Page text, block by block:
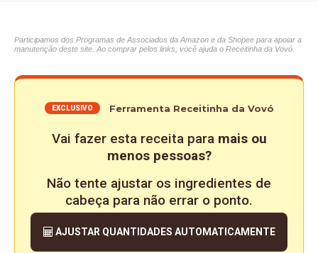
Participamos dos Programas de Associados da Amazon e da Shopee para apoiar a
manutenção deste site. Ao comprar pelos links, você ajuda o Receitinha da Vovó.
EXCLUSIVO Ferramenta Receitinha da Vovó
Vai fazer esta receita para mais ou
menos pessoas?
Não tente ajustar os ingredientes de
cabeça para não errar o ponto.
AJUSTAR QUANTIDADES AUTOMATICAMENTE